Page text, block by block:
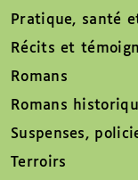
Pratique, santé
Récits et
Romans
Romans
Suspenses,
Terroirs